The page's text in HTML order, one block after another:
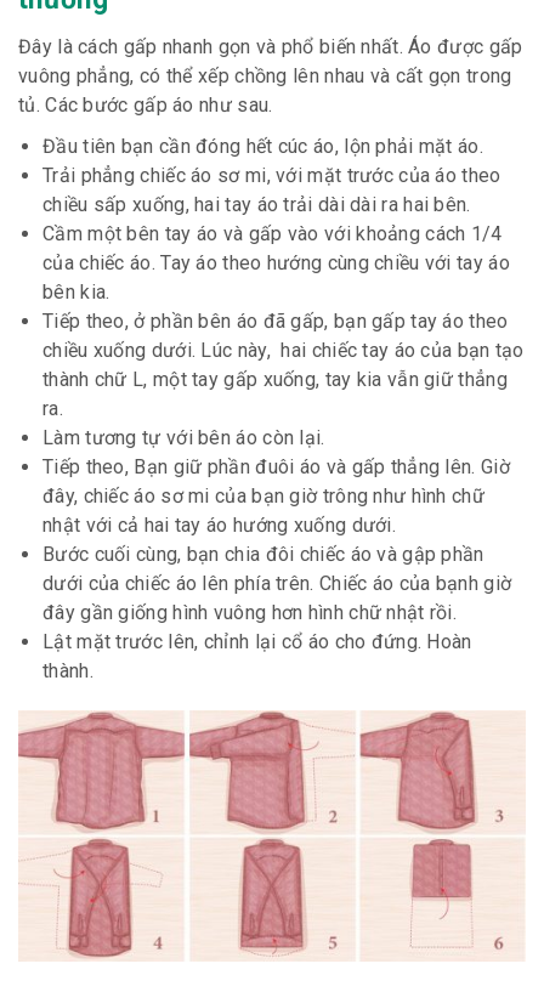
Đây là cách gấp nhanh gọn và phổ biến nhất. Áo được gấp
vuông phẳng, có thể xếp chồng lên nhau và cất gọn trong
tủ. Các bước gấp áo như sau.
Đầu tiên bạn cần đóng hết cúc áo, lộn phải mặt áo.
Trải phẳng chiếc áo sơ mi, với mặt trước của áo theo
chiều sấp xuống, hai tay áo trải dài dài ra hai bên.
Cầm một bên tay áo và gấp vào với khoảng cách 1/4
của chiếc áo. Tay áo theo hướng cùng chiều với tay áo
bên kia.
Tiếp theo, ở phần bên áo đã gấp, bạn gấp tay áo theo
chiều xuống dưới. Lúc này, hai chiếc tay áo của bạn tạo
thành chữ L, một tay gấp xuống, tay kia vẫn giữ thẳng
ra.
Làm tương tự với bên áo còn lại.
Tiếp theo, Bạn giữ phần đuôi áo và gấp thẳng lên. Giờ
đây, chiếc áo sơ mi của bạn giờ trông như hình chữ
nhật với cả hai tay áo hướng xuống dưới.
Bước cuối cùng, bạn chia đôi chiếc áo và gập phần
dưới của chiếc áo lên phía trên. Chiếc áo của bạnh giờ
đây gần giống hình vuông hơn hình chữ nhật rồi.
Lật mặt trước lên, chỉnh lại cổ áo cho đứng. Hoàn
thành.